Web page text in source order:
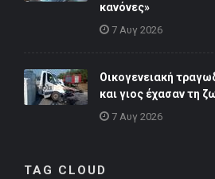
κανόνες»
7 Αυγ 2026
Οικογενειακή
και γιος έχασαν τη
7 Αυγ 2026
TAG CLOUD